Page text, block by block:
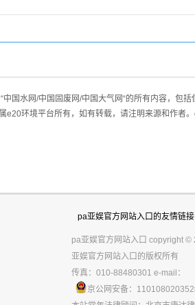
中国水网/中国固废网/中国大气网“的所有内容，包括
e20环境平台所有，如有转载，请注明来源和作者
pa亚娱官方网站入口的友情链接
pa亚娱官方网站入口 copyright
亚娱官方网站入口的版权所有
传真：010-88480301 e-mail：
京公网安备：